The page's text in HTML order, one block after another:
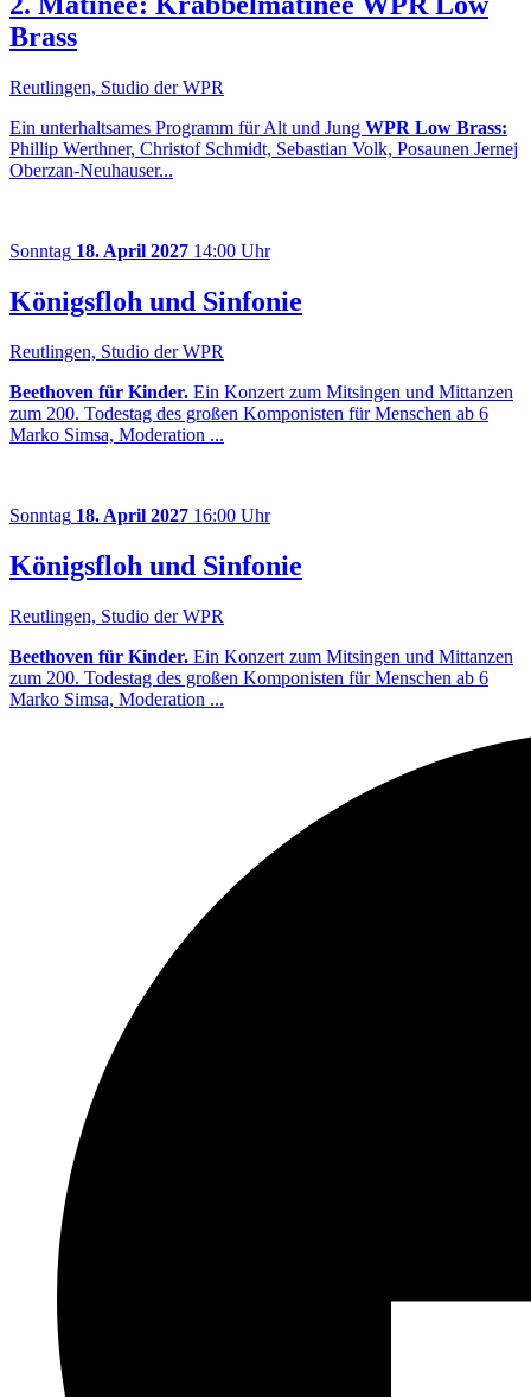
Brass
Reutlingen, Studio der WPR
Ein unterhaltsames Programm für Alt und Jung WPR Low Brass:
Phillip Werthner, Christof Schmidt, Sebastian Volk, Posaunen Jernej
Oberzan-Neuhauser...
Sonntag 18. April 2027 14:00 Uhr
Königsfloh und Sinfonie
Reutlingen, Studio der WPR
Beethoven für Kinder. Ein Konzert zum Mitsingen und Mittanzen
zum 200. Todestag des großen Komponisten für Menschen ab 6
Marko Simsa, Moderation ...
Sonntag 18. April 2027 16:00 Uhr
Königsfloh und Sinfonie
Reutlingen, Studio der WPR
Beethoven für Kinder. Ein Konzert zum Mitsingen und Mittanzen
zum 200. Todestag des großen Komponisten für Menschen ab 6
Marko Simsa, Moderation ...